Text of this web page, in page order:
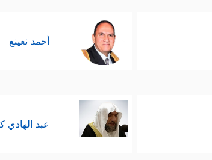
أحمد نعينع
عبد الهادي